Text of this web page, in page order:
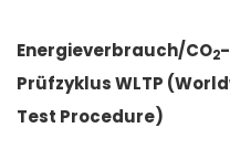
Energieverbrauch/CO2
Prüfzyklus WLTP
Test Procedure)